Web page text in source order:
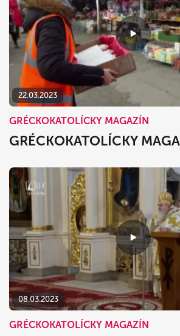
22.03.2023
GRÉCKOKATOLÍCKY MAGAZÍN
GRÉCKOKATOLÍCKY
08.03.2023
GRÉCKOKATOLÍCKY MAGAZÍN